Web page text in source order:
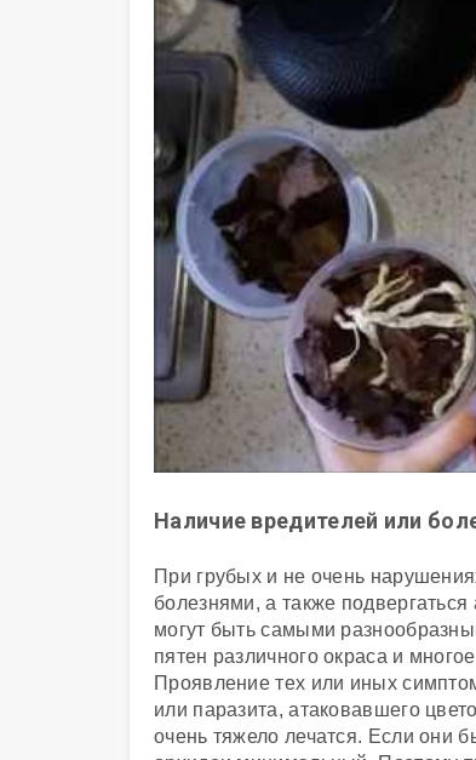
Наличие вредителей или
При грубых и не очень
болезнями, а также
могут быть самыми
пятен различного окраса и
Проявление тех или иных
или паразита, атаковавшего
очень тяжело лечатся. Если они